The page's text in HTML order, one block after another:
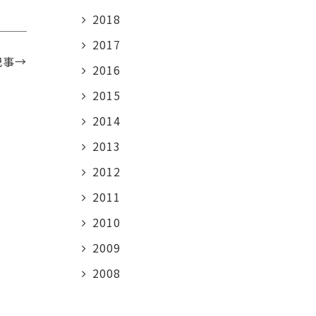
事→
2018
2017
2016
2015
2014
2013
2012
2011
2010
2009
2008